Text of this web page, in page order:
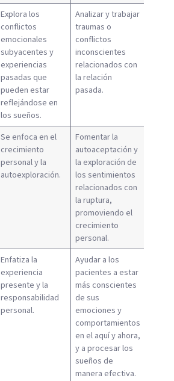
Explora los
conflictos
emocionales
subyacentes y
experiencias
pasadas que
pueden estar
reflejándose en
los sueños.
Analizar y trabajar
traumas o
conflictos
inconscientes
relacionados con
la relación
pasada.
Se enfoca en el
crecimiento
personal y la
autoexploración.
Fomentar la
autoaceptación y
la exploración de
los sentimientos
relacionados con
la ruptura,
promoviendo el
crecimiento
personal.
Enfatiza la
experiencia
presente y la
responsabilidad
personal.
Ayudar a los
pacientes a estar
más conscientes
de sus
emociones y
comportamientos
en el aquí y ahora,
y a procesar los
sueños de
manera efectiva.